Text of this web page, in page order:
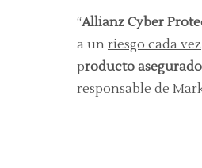
“Allianz Cyber
a un riesgo cada vez
producto
responsable de